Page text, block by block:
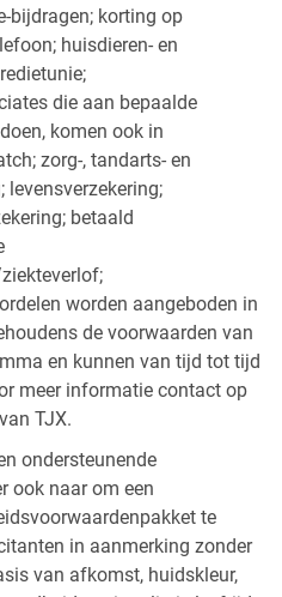
bijdragen; korting op
huisdieren- en
die aan bepaalde
komen ook in
zorg-, tandarts- en
levensverzekering;
betaald
worden aangeboden in
de voorwaarden van
en kunnen van tijd tot tijd
meer informatie contact op
TJX.
ondersteunende
ook naar om een
te
in aanmerking zonder
van afkomst, huidskleur,